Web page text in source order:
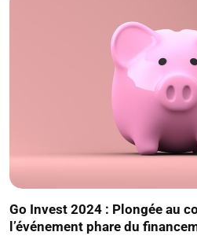
Go Invest 2024 : Plongée au
l’événement phare du